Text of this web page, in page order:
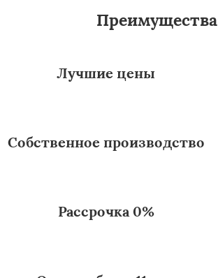
Преимущества
Лучшие цены
Собственное производство
Рассрочка 0%